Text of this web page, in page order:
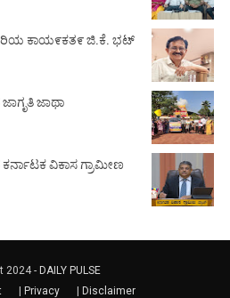
ಕಾಯ೯ಕತ೯ ಜಿ.ಕೆ. ಭಟ್
ಜಾಥಾ
ವಿಕಾಸ ಗ್ರಾಮೀಣ
2024 - DAILY PULSE
| Privacy | Disclaimer